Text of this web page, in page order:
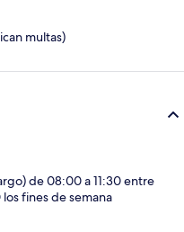
multas)
de 08:00 a 11:30 entre
fines de semana